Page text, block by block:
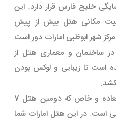
خلیج فارس قرار دارد. این
مکانی هتل بیش از پیش
شهر ابوظبی امارات دور است
در ساختمان و معماری هتل از
است تا زیبایی و لوکس بودن
کاخ امارات، هتلی بسیار فوق العاده و خاص که دومین هتل 7
است. در این هتل امارات شما